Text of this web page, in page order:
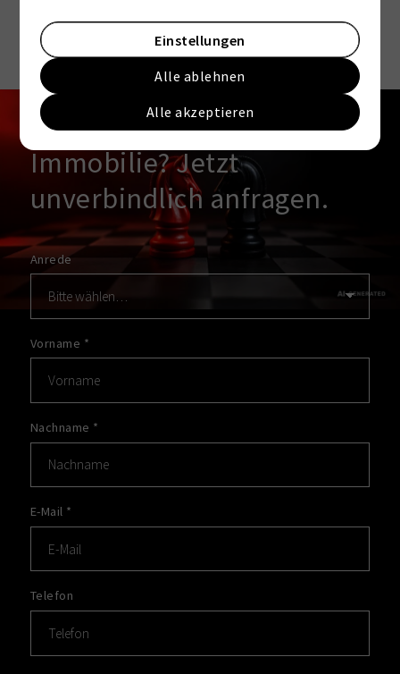
KONTAKT
Interesse an dieser
Immobilie? Jetzt
unverbindlich anfragen.
Anrede
Vorname *
Nachname *
E-Mail *
Telefon
Einstellungen
Alle ablehnen
Alle akzeptieren